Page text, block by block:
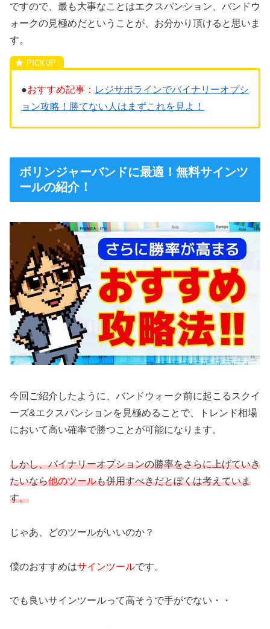
ですので、最も大事なことはエクスパンション、バンドウ
ォークの見極めだということが、お分かり頂けると思いま
す。
●おすすめ記事： レジサポラインでバイナリーオプシ
ョン攻略！勝てない人はまずこれを見よ！
ボリンジャーバンドに最適！無料サインツ
ールの紹介！
今回ご紹介したように、バンドウォーク前に起こるスクイ
ーズ&エクスパンションを見極めることで、トレンド相場
において高い確率で勝つことが可能になります。
しかし、バイナリーオプションの勝率をさらに上げていき
たいなら他のツールも併用すべきだとぼくは考えていま
す。
じゃあ、どのツールがいいのか？
僕のおすすめはサインツールです。
でも良いサインツールって高そうで手がでない・・